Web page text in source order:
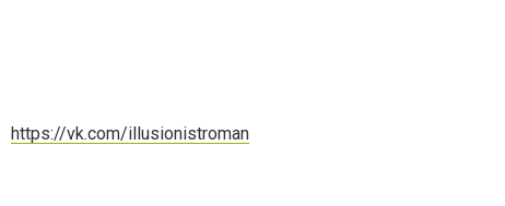
https://vk.com/illusionistroman